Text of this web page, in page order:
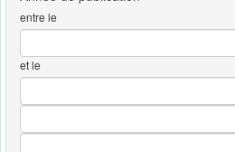
entre le
et le